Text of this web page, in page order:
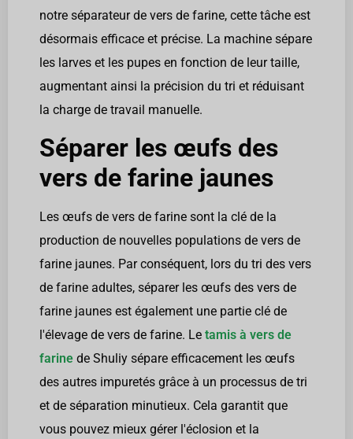
notre séparateur de vers de farine, cette tâche est
désormais efficace et précise. La machine sépare
les larves et les pupes en fonction de leur taille,
augmentant ainsi la précision du tri et réduisant
la charge de travail manuelle.
Séparer les œufs des
vers de farine jaunes
Les œufs de vers de farine sont la clé de la
production de nouvelles populations de vers de
farine jaunes. Par conséquent, lors du tri des vers
de farine adultes, séparer les œufs des vers de
farine jaunes est également une partie clé de
l'élevage de vers de farine. Le tamis à vers de
farine de Shuliy sépare efficacement les œufs
des autres impuretés grâce à un processus de tri
et de séparation minutieux. Cela garantit que
vous pouvez mieux gérer l'éclosion et la